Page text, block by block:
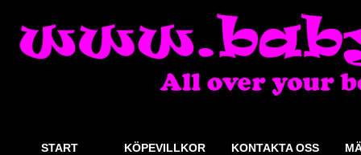
START KÖPEVILLKOR KONTAKTA OSS